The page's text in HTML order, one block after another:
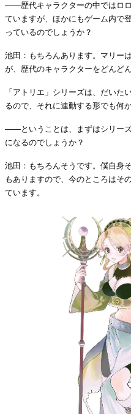
――歴代キャラクターの中ではロ
ていますが、ほかにもゲーム内で
っているのでしょうか？
池田：もちろんあります。マリー
が、歴代のキャラクターをどんど
「アトリエ」シリーズは、だいた
るので、それに連動する形でも何
――ということは、まずはシリー
になるのでしょうか？
池田：もちろんそうです。僕自身
もありますので、今のところはそ
ています。